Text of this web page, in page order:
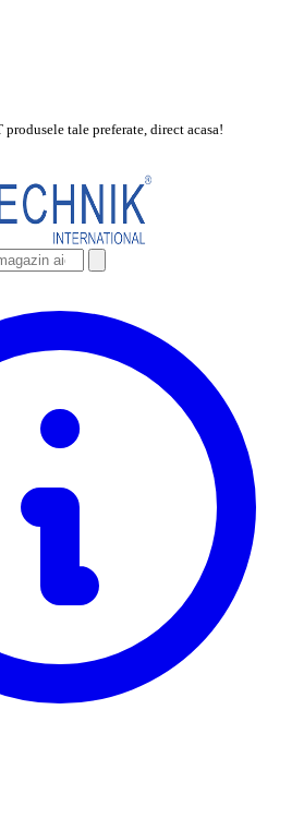
tale preferate, direct acasa!